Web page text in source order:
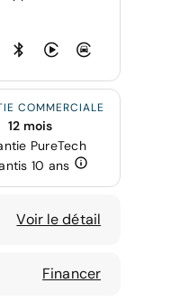
COMMERCIALE
12 mois
PureTech
10 ans
Voir le détail
Financer